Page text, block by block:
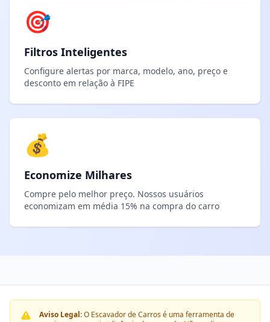
🎯
Filtros Inteligentes
Configure alertas por marca, modelo, ano, preço e
desconto em relação à FIPE
💰
Economize Milhares
Compre pelo melhor preço. Nossos usuários
economizam em média 15% na compra do carro
Aviso Legal:O Escavador de Carros é uma ferramenta de